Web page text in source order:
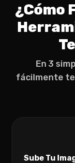
¿Cómo
En 3
fácilmente
Sube Tu